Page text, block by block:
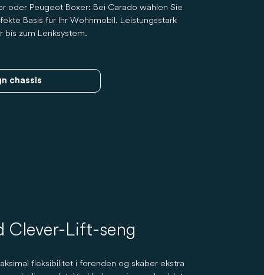
oder Peugeot Boxer: Bei Carado wählen Sie
Basis für Ihr Wohnmobil. Leistungsstark
bis zum Lenksystem.
chassis
Clever-Lift-seng
fleksibilitet i forenden og skaber ekstra